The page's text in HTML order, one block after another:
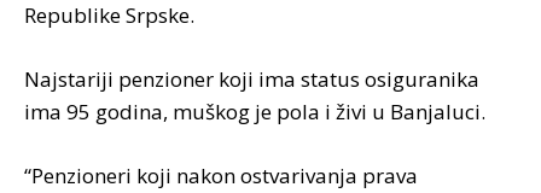
Republike Srpske.
Najstariji penzioner koji ima status osiguranika
ima 95 godina, muškog je pola i živi u Banjaluci.
“Penzioneri koji nakon ostvarivanja prava